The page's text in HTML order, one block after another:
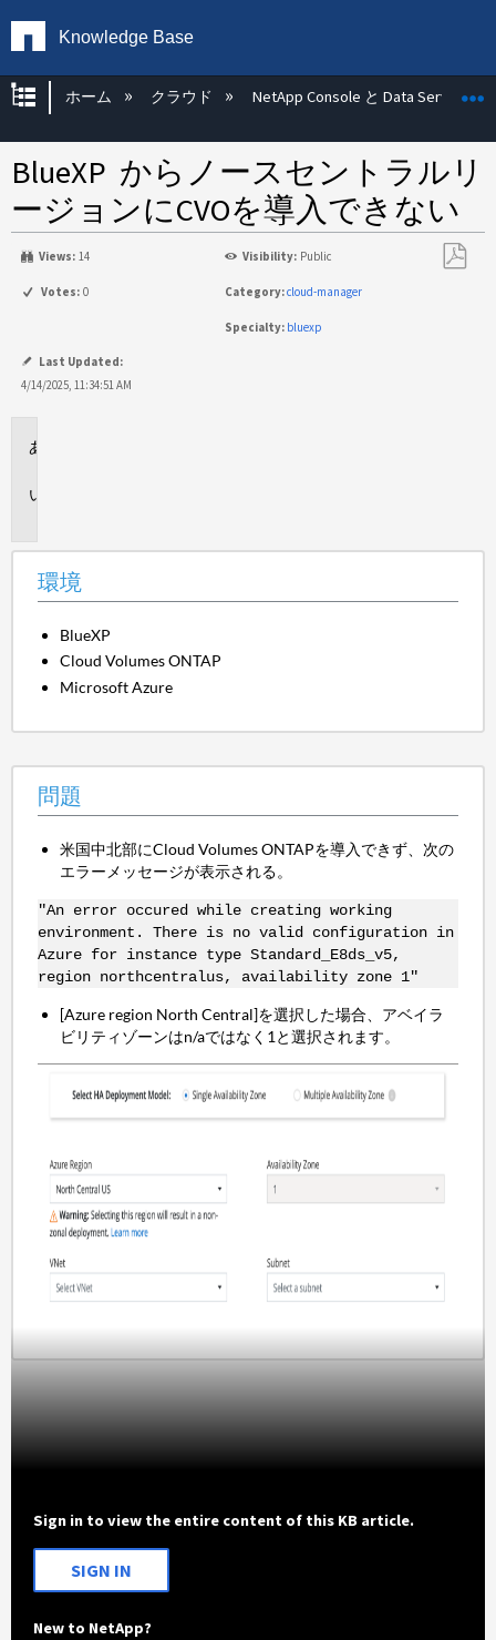
Knowledge Base
グローバル階層を展開/折りたたむ
ホーム クラウド NetApp Console と Data Services
BlueXP からノースセントラルリ
ージョンにCVOを導入できない
Views: 14 Visibility: Public
Votes: 0 Category:cloud-manager
Specialty: bluexp
Last Updated:
4/14/2025, 11:34:51 AM
環境
BlueXP
Cloud Volumes ONTAP
Microsoft Azure
問題
米国中北部にCloud Volumes ONTAPを導入できず、次の
エラーメッセージが表示される。
"An error occured while creating working
environment. There is no valid configuration in
Azure for instance type Standard_E8ds_v5,
region northcentralus, availability zone 1"
[Azure region North Central]を選択した場合、アベイラ
ビリティゾーンはn/aではなく1と選択されます。
Sign in to view the entire content of this KB article.
SIGN IN
New to NetApp?